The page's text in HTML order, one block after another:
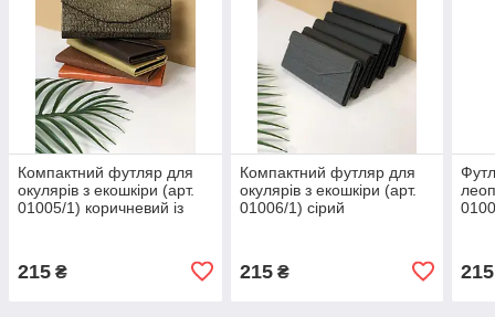
Компактний футляр для
окулярів з екошкіри (арт.
01005/1) коричневий із
215 ₴
Компактний футляр для
окулярів з екошкіри (арт.
01006/1) сірий
215₴ 215